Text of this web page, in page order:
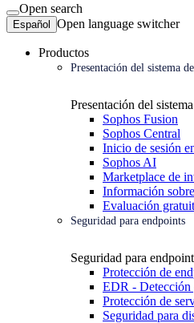
Open search
Español Open language switcher
Productos
Presentación del sistema
Presentación del
Sophos Fusion
Sophos Central
Inicio de sesión
Sophos AI
Marketplace de
Información
Evaluación
Seguridad para endpoints
Seguridad para
Protección de
EDR - Detección
Protección de
Seguridad para